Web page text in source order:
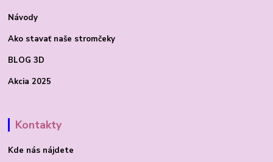
Návody
Ako stavať naše stromčeky
BLOG 3D
Akcia 2025
Kontakty
Kde nás nájdete